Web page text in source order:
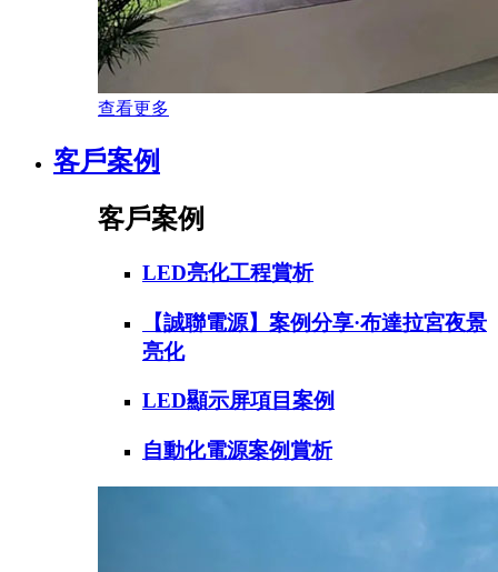
查看更多
客戶案例
客戶案例
LED亮化工程賞析
【誠聯電源】案例分享·布達拉宮夜景
亮化
LED顯示屏項目案例
自動化電源案例賞析